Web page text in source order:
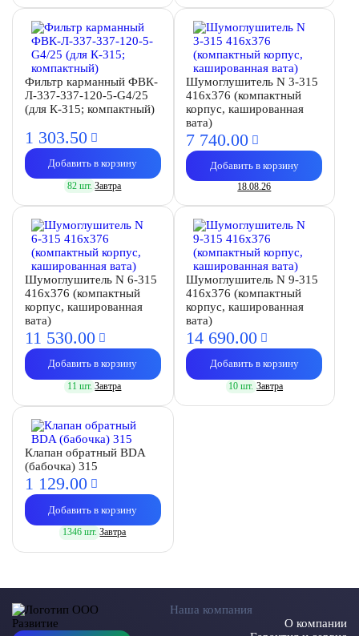
Фильтр карманный ФВК-
Л-337-337-120-5-G4/25
(для К-315; компактный)
1 303.50
Добавить в корзину
82 шт. Завтра
Шумоглушитель N 3-315
416х376 (компактный
корпус, кашированная
вата)
7 740.00
Добавить в корзину
18.08.26
Шумоглушитель N 6-315
416х376 (компактный
корпус, кашированная
вата)
11 530.00
Добавить в корзину
11 шт. Завтра
Шумоглушитель N 9-315
416х376 (компактный
корпус, кашированная
вата)
14 690.00
Добавить в корзину
10 шт. Завтра
Клапан обратный BDA
(бабочка) 315
1 129.00
Добавить в корзину
1346 шт. Завтра
Наша компания
О компании